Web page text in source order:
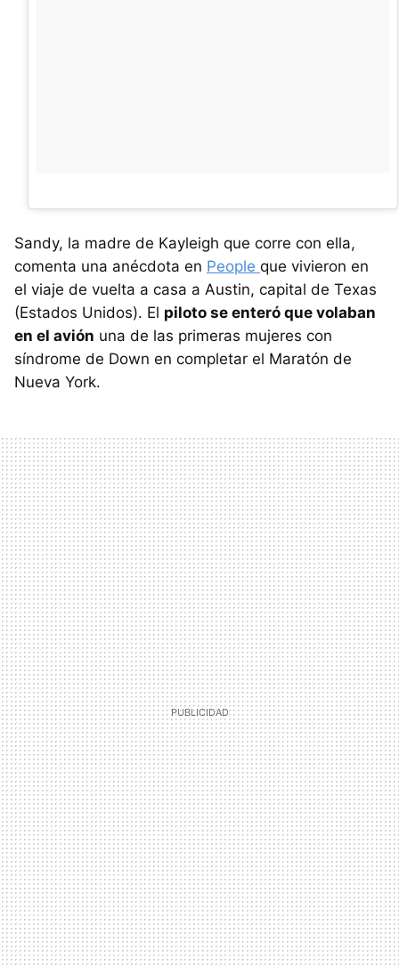
Sandy, la madre de Kayleigh que corre con ella,
comenta una anécdota en People que vivieron en
el viaje de vuelta a casa a Austin, capital de Texas
(Estados Unidos). El piloto se enteró que volaban
en el avión una de las primeras mujeres con
síndrome de Down en completar el Maratón de
Nueva York.